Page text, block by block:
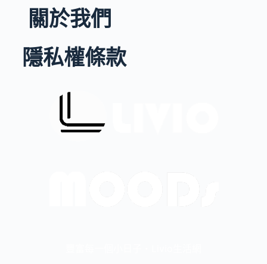
關於我們
隱私權條款